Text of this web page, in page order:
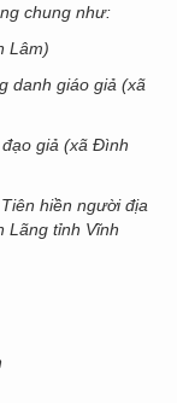
chung như:
Lâm)
danh giáo giả (xã
giả (xã Đình
hiền người địa
Lãng tỉnh Vĩnh